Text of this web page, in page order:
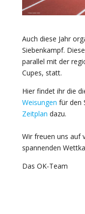
Auch diese Jahr
Siebenkampf.
parallel mit der
Cupes, statt.
Hier findet ihr die
Weisungen für den
Zeitplan dazu.
Wir freuen uns auf
spannenden
Das OK-Team